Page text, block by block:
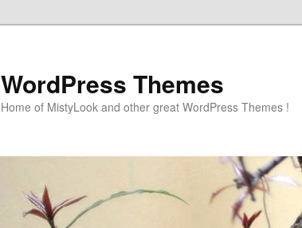
WordPress Themes
Home of MistyLook and other great WordPress Themes !